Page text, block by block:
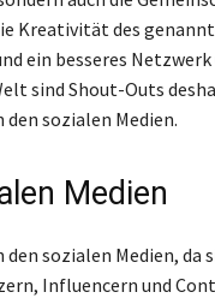
Kreativität des
ein besseres
sind Shout-Outs
sozialen Medien.
Medien
sozialen Medien, da
Influencern und